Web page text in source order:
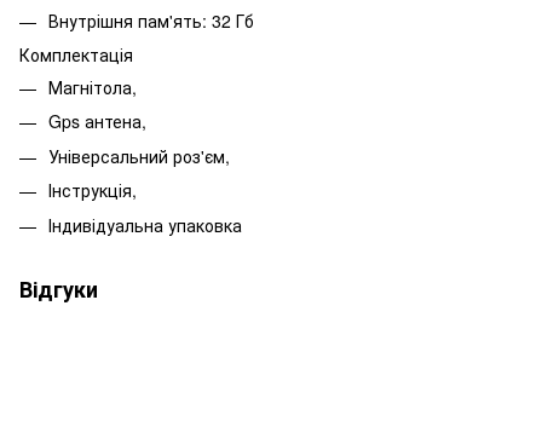
Внутрішня пам'ять: 32 Гб
Комплектація
Магнітола,
Gps антена,
Універсальний роз'єм,
Інструкція,
Індивідуальна упаковка
Відгуки